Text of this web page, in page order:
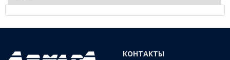
КОНТАКТЫ